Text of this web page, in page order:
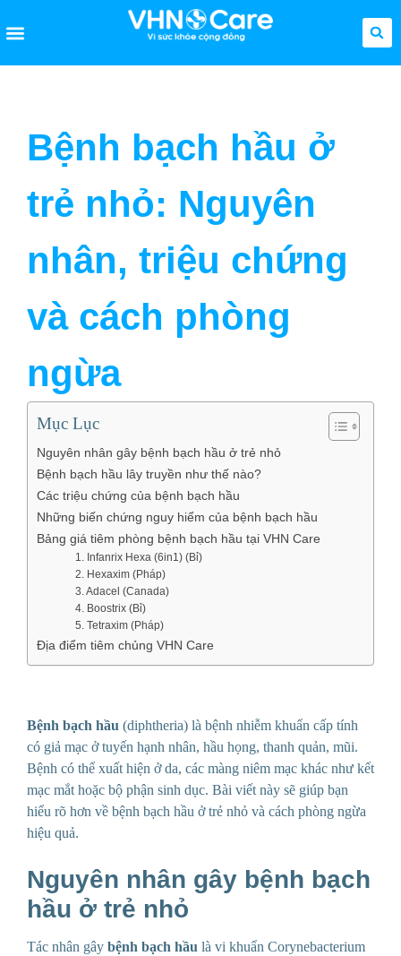
Bệnh bạch hầu ở
trẻ nhỏ: Nguyên
nhân, triệu chứng
và cách phòng
ngừa
Mục Lục
Nguyên nhân gây bệnh bạch hầu ở trẻ nhỏ
Bệnh bạch hầu lây truyền như thế nào?
Các triệu chứng của bệnh bạch hầu
Những biến chứng nguy hiểm của bệnh bạch hầu
Bảng giá tiêm phòng bệnh bạch hầu tại VHN Care
1. Infanrix Hexa (6in1) (Bỉ)
2. Hexaxim (Pháp)
3. Adacel (Canada)
4. Boostrix (Bỉ)
5. Tetraxim (Pháp)
Địa điểm tiêm chủng VHN Care
Bệnh bạch hầu (diphtheria) là bệnh nhiễm khuẩn cấp tính
có giả mạc ở tuyến hạnh nhân, hầu họng, thanh quản, mũi.
Bệnh có thể xuất hiện ở da, các màng niêm mạc khác như kết
mạc mắt hoặc bộ phận sinh dục. Bài viết này sẽ giúp bạn
hiểu rõ hơn về bệnh bạch hầu ở trẻ nhỏ và cách phòng ngừa
hiệu quả.
Nguyên nhân gây bệnh bạch
hầu ở trẻ nhỏ
Tác nhân gây bệnh bạch hầu là vi khuẩn Corynebacterium